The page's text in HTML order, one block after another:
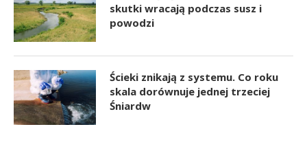
skutki wracają podczas susz i
powodzi
Ścieki znikają z systemu. Co roku
skala dorównuje jednej trzeciej
Śniardw